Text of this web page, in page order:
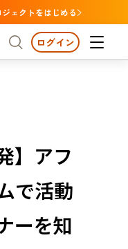
ジェクトをはじめる
国際協力
医療・福祉
人権・マイノリティ
教育
ィ
ログイン
】アフ
で活動
ーを知